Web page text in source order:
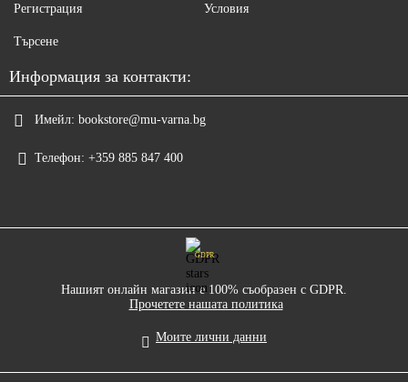
Регистрация
Търсене
Условия
Информация за контакти:
Имейл: bookstore@mu-varna.bg
Телефон: +359 885 847 400
GDPR
Нашият онлайн магазин е 100% съобразен с GDPR.
Прочетете нашата политика
Моите лични данни